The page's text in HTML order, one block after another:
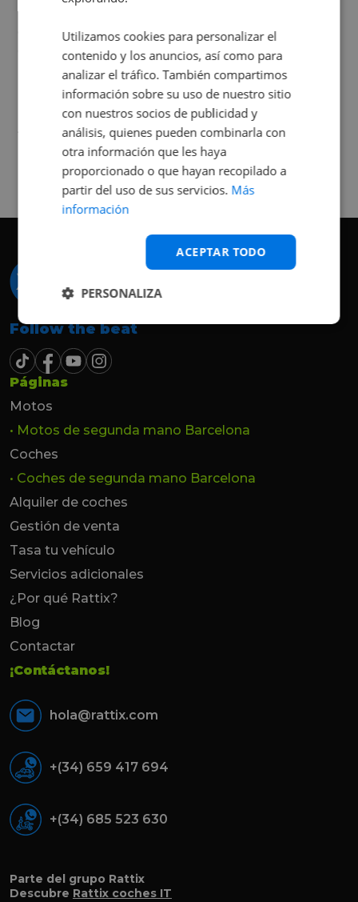
Cuando decidí vender mi coche busqué
diferentes empresas donde hacerlo y la que
me dio más confianza fue Rattix, por las
buenas (y tantas) reseñas que tienen.
Realmente la experiencia ha sido muy
buena, Carolina ha sido siempre muy atenta
y profesional. Finalmente mi hermana se
queda el coche, pero no puedo más que
recomendar el buen trato desde el primer
hasta el último momento.
Judit Sorribes
Follow the beat
Páginas
Motos
• Motos de segunda mano Barcelona
Coches
• Coches de segunda mano Barcelona
Alquiler de coches
Gestión de venta
Tasa tu vehículo
Servicios adicionales
¿Por qué Rattix?
Blog
Contactar
¡Contáctanos!
hola@rattix.com
+(34) 659 417 694
+(34) 685 523 630
Parte del grupo Rattix
Descubre Rattix coches IT
Utilizamos cookies para personalizar el
contenido y los anuncios, así como para
analizar el tráfico. También compartimos
información sobre su uso de nuestro sitio
con nuestros socios de publicidad y
análisis, quienes pueden combinarla con
otra información que les haya
proporcionado o que hayan recopilado a
partir del uso de sus servicios. Más
información
ACEPTAR TODO
PERSONALIZA